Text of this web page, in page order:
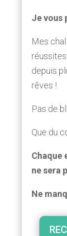
Je vous
Mes
depuis
rêves !
Pas de
Que du
Chaque
ne sera
Ne